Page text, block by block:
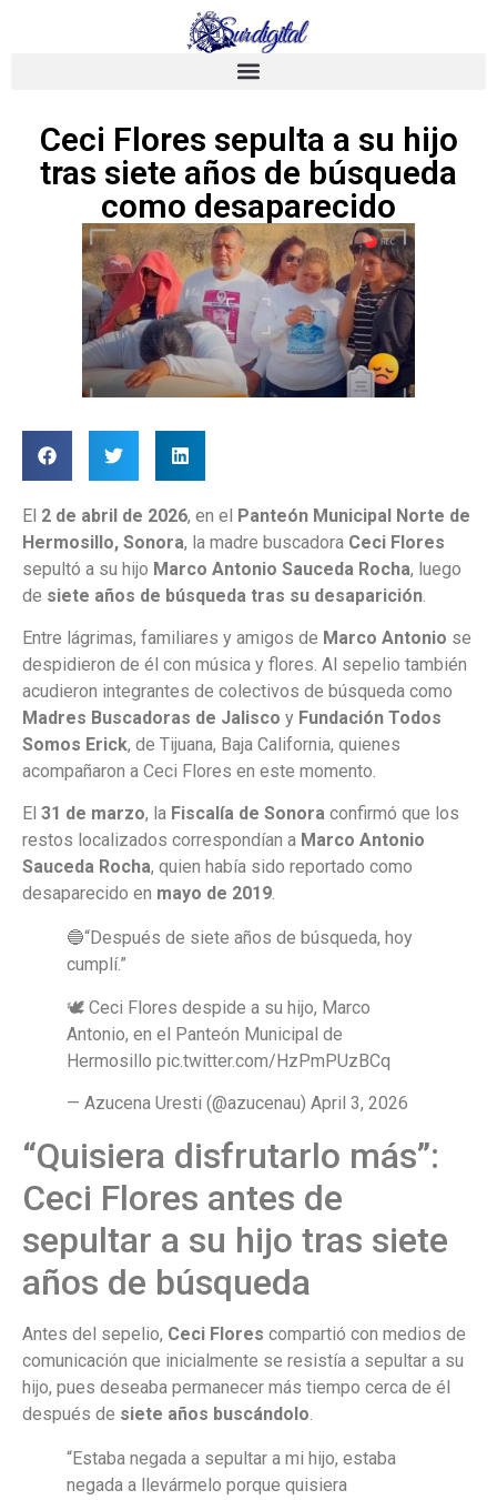
Ceci Flores sepulta a su hijo
tras siete años de búsqueda
como desaparecido
El 2 de abril de 2026, en el Panteón Municipal Norte de
Hermosillo, Sonora, la madre buscadora Ceci Flores
sepultó a su hijo Marco Antonio Sauceda Rocha, luego
de siete años de búsqueda tras su desaparición
Entre lágrimas, familiares y amigos de Marco Antonio se
despidieron de él con música y flores. Al sepelio también
acudieron integrantes de colectivos de búsqueda como
Madres Buscadoras de Jalisco y Fundación Todos
Somos Erick, de Tijuana, Baja California, quienes
acompañaron a Ceci Flores en este momento.
El 31 de marzo, la Fiscalía de Sonora confirmó que los
restos localizados correspondían a Marco Antonio
Sauceda Rocha, quien había sido reportado como
desaparecido en mayo de 2019.
🔵“Después de siete años de búsqueda, hoy
cumplí.”
🕊️ Ceci Flores despide a su hijo, Marco
Antonio, en el Panteón Municipal de
Hermosillo pic.twitter.com/HzPmPUzBCq
— Azucena Uresti (@azucenau) April 3, 2026
“Quisiera disfrutarlo más”:
Ceci Flores antes de
sepultar a su hijo tras siete
años de búsqueda
Antes del sepelio, Ceci Flores compartió con medios de
comunicación que inicialmente se resistía a sepultar a su
hijo, pues deseaba permanecer más tiempo cerca de él
después de siete años buscándolo.
“Estaba negada a sepultar a mi hijo, estaba
negada a llevármelo porque quisiera